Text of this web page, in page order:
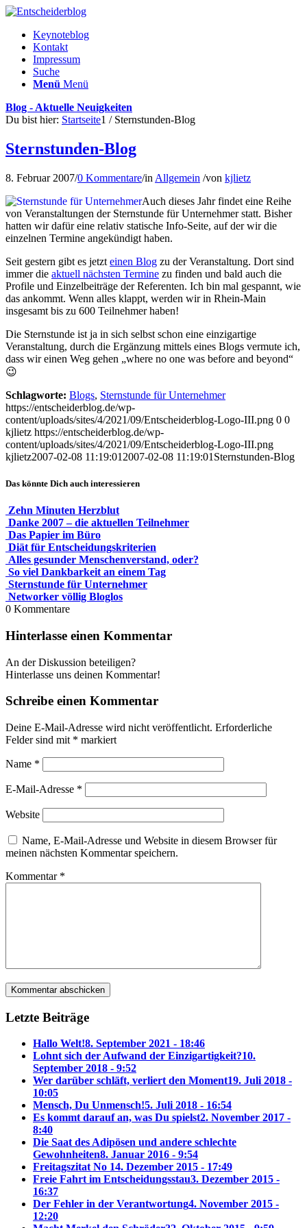
Keynoteblog
Kontakt
Impressum
Suche
Menü Menü
Blog - Aktuelle Neuigkeiten
Du bist hier: Startseite1 / Sternstunden-Blog
Sternstunden-Blog
8. Februar 2007/0 Kommentare/in Allgemein /von kjlietz
Auch dieses Jahr findet eine Reihe
von Veranstaltungen der Sternstunde für Unternehmer statt. Bisher
hatten wir dafür eine relativ statische Info-Seite, auf der wir die
einzelnen Termine angekündigt haben.
Seit gestern gibt es jetzt einen Blog zu der Veranstaltung. Dort sind
immer die aktuell nächsten Termine zu finden und bald auch die
Profile und Einzelbeiträge der Referenten. Ich bin mal gespannt, wie
das ankommt. Wenn alles klappt, werden wir in Rhein-Main
insgesamt bis zu 600 Teilnehmer haben!
Die Sternstunde ist ja in sich selbst schon eine einzigartige
Veranstaltung, durch die Ergänzung mittels eines Blogs vermute ich,
dass wir einen Weg gehen „where no one was before and beyond“
😉
Schlagworte: Blogs, Sternstunde für Unternehmer
https://entscheiderblog.de/wp-
content/uploads/sites/4/2021/09/Entscheiderblog-Logo-III.png 0 0
kjlietz https://entscheiderblog.de/wp-
content/uploads/sites/4/2021/09/Entscheiderblog-Logo-III.png
kjlietz2007-02-08 11:19:01 2007-02-08 11:19:01 Sternstunden-Blog
Das könnte Dich auch interessieren
Zehn Minuten Herzblut
Danke 2007 – die aktuellen Teilnehmer
Das Papier im Büro
Diät für Entscheidungskriterien
Alles gesunder Menschenverstand, oder?
So viel Dankbarkeit an einem Tag
Sternstunde für Unternehmer
Networker völlig Bloglos
0 Kommentare
Hinterlasse einen Kommentar
An der Diskussion beteiligen?
Hinterlasse uns deinen Kommentar!
Schreibe einen Kommentar
Deine E-Mail-Adresse wird nicht veröffentlicht. Erforderliche
Felder sind mit * markiert
Name *
E-Mail-Adresse *
Website
Name, E-Mail-Adresse und Website in diesem Browser für
meinen nächsten Kommentar speichern.
Kommentar *
Letzte Beiträge
Hallo Welt!8. September 2021 - 18:46
Lohnt sich der Aufwand der Einzigartigkeit?10.
September 2018 - 9:52
Wer darüber schläft, verliert den Moment19. Juli 2018 -
10:05
Mensch, Du Unmensch!5. Juli 2018 - 16:54
Es kommt darauf an, was Du spielst2. November 2017 -
8:40
Die Saat des Adipösen und andere schlechte
Gewohnheiten8. Januar 2016 - 9:54
Freitagszitat No 14. Dezember 2015 - 17:49
Freie Fahrt im Entscheidungsstau3. Dezember 2015 -
16:37
Der Fehler in der Verantwortung4. November 2015 -
12:20